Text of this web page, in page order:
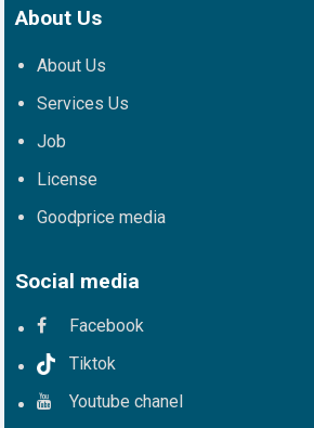
About Us
About Us
Services Us
Job
License
Goodprice media
Social media
Facebook
Tiktok
Youtube chanel